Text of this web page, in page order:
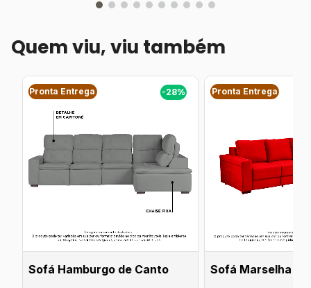
Quem viu, viu também
Pronta Entrega -28%
Sofá Hamburgo de Canto
Pronta Entrega
Sofá Marselha de